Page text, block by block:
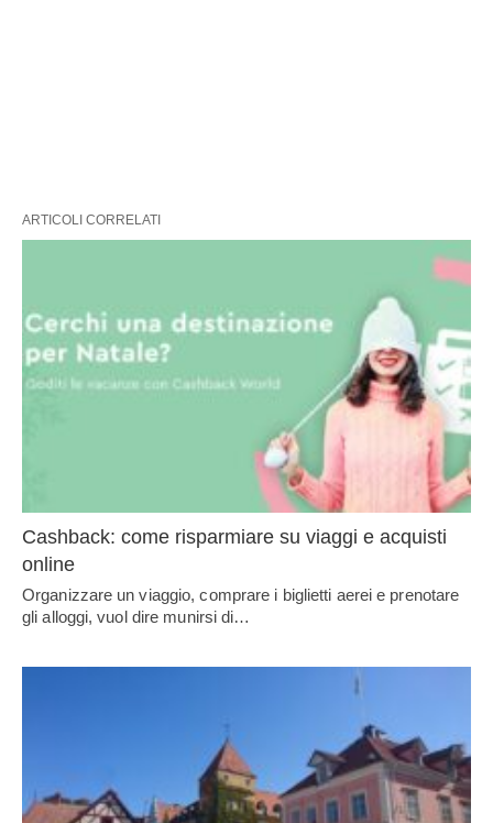
ARTICOLI CORRELATI
Cashback: come risparmiare su viaggi e acquisti
online
Organizzare un viaggio, comprare i biglietti aerei e prenotare
gli alloggi, vuol dire munirsi di…